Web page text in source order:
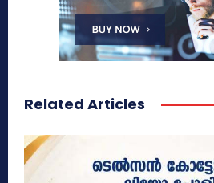
Related Articles